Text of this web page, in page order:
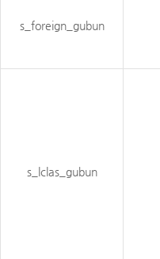
s_foreign_gubun
s_lclas_gubun